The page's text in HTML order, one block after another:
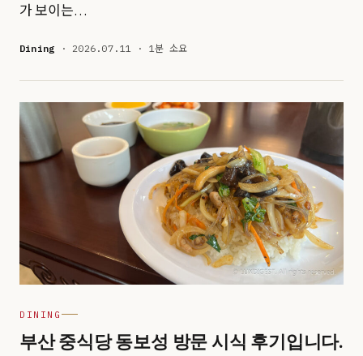
가 보이는…
Dining · 2026.07.11 · 1분 소요
DINING
부산 중식당 동보성 방문 시식 후기입니다.